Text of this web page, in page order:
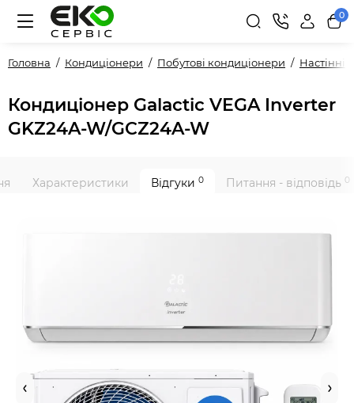
0
Головна Кондиціонери Побутові кондиціонери Настінні
Кондиціонер Galactic VEGA Inverter
GKZ24A-W/GCZ24A-W
Характеристики Відгуки 0 Питання - відповідь 0